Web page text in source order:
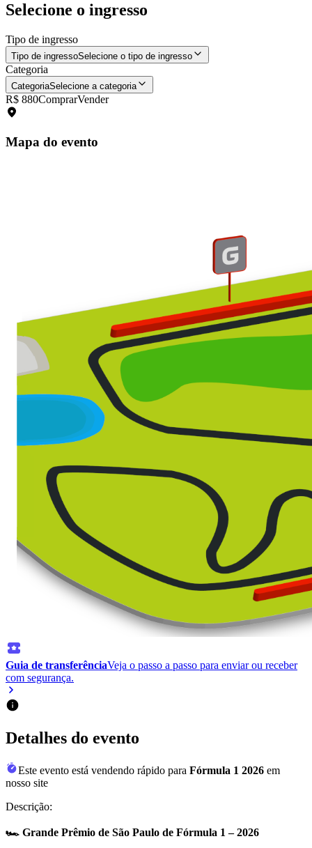
Selecione o ingresso
Tipo de ingresso
Tipo de ingressoSelecione o tipo de ingresso
Categoria
CategoriaSelecione a categoria
R$ 880ComprarVender
Mapa do evento
Guia de transferênciaVeja o passo a passo para enviar ou receber
com segurança.
Detalhes do evento
Este evento está vendendo rápido para Fórmula 1 2026 em
nosso site
Descrição:
🏎️ Grande Prêmio de São Paulo de Fórmula 1 – 2026